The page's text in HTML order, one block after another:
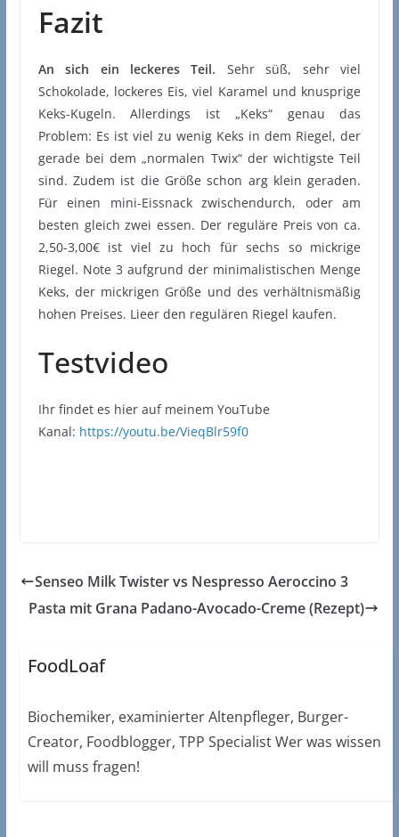
Fazit
An sich ein leckeres Teil. Sehr süß, sehr viel
Schokolade, lockeres Eis, viel Karamel und knusprige
Keks-Kugeln. Allerdings ist „Keks“ genau das
Problem: Es ist viel zu wenig Keks in dem Riegel, der
gerade bei dem „normalen Twix“ der wichtigste Teil
sind. Zudem ist die Größe schon arg klein geraden.
Für einen mini-Eissnack zwischendurch, oder am
besten gleich zwei essen. Der reguläre Preis von ca.
2,50-3,00€ ist viel zu hoch für sechs so mickrige
Riegel. Note 3 aufgrund der minimalistischen Menge
Keks, der mickrigen Größe und des verhältnismäßig
hohen Preises. Lieer den regulären Riegel kaufen.
Testvideo
Ihr findet es hier auf meinem YouTube
Kanal: https://youtu.be/VieqBlr59f0
Senseo Milk Twister vs Nespresso Aeroccino 3
Pasta mit Grana Padano-Avocado-Creme (Rezept)
FoodLoaf
Biochemiker, examinierter Altenpfleger, Burger-
Creator, Foodblogger, TPP Specialist Wer was wissen
will muss fragen!